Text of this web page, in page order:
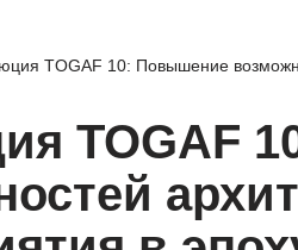
TOGAF 10: Повышение
TOGAF